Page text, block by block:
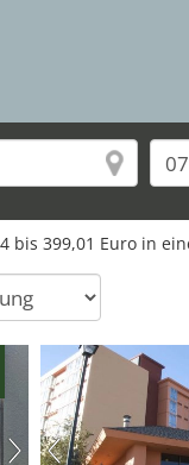
bis 399,01 Euro in